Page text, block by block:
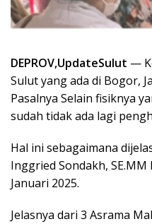
DEPROV,UpdateSulut —
Sulut yang ada di Bogor,
Pasalnya Selain fisiknya
sudah tidak ada lagi
Hal ini sebagaimana
Inggried Sondakh,
Januari 2025.
Jelasnya dari 3 Asrama